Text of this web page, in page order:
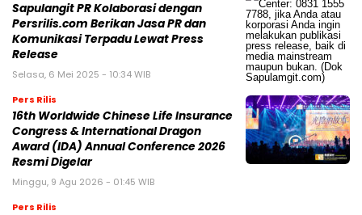
Sapulangit PR Kolaborasi dengan
Persrilis.com Berikan Jasa PR dan
Komunikasi Terpadu Lewat Press
Release
Selasa, 6 Mei 2025 - 10:34 WIB
Pers Rilis
16th Worldwide Chinese Life Insurance
Congress & International Dragon
Award (IDA) Annual Conference 2026
Resmi Digelar
Minggu, 9 Agu 2026 - 01:45 WIB
Pers Rilis